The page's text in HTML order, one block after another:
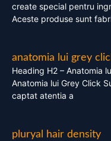
create special pentru
Aceste produse sunt
anatomia lui grey
Heading H2 – Anatomia
Anatomia lui Grey Click
captat atentia a
pluryal hair density